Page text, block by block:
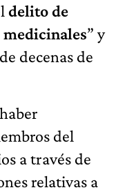
delito de
” y
decenas de
del
a través de
relativas a